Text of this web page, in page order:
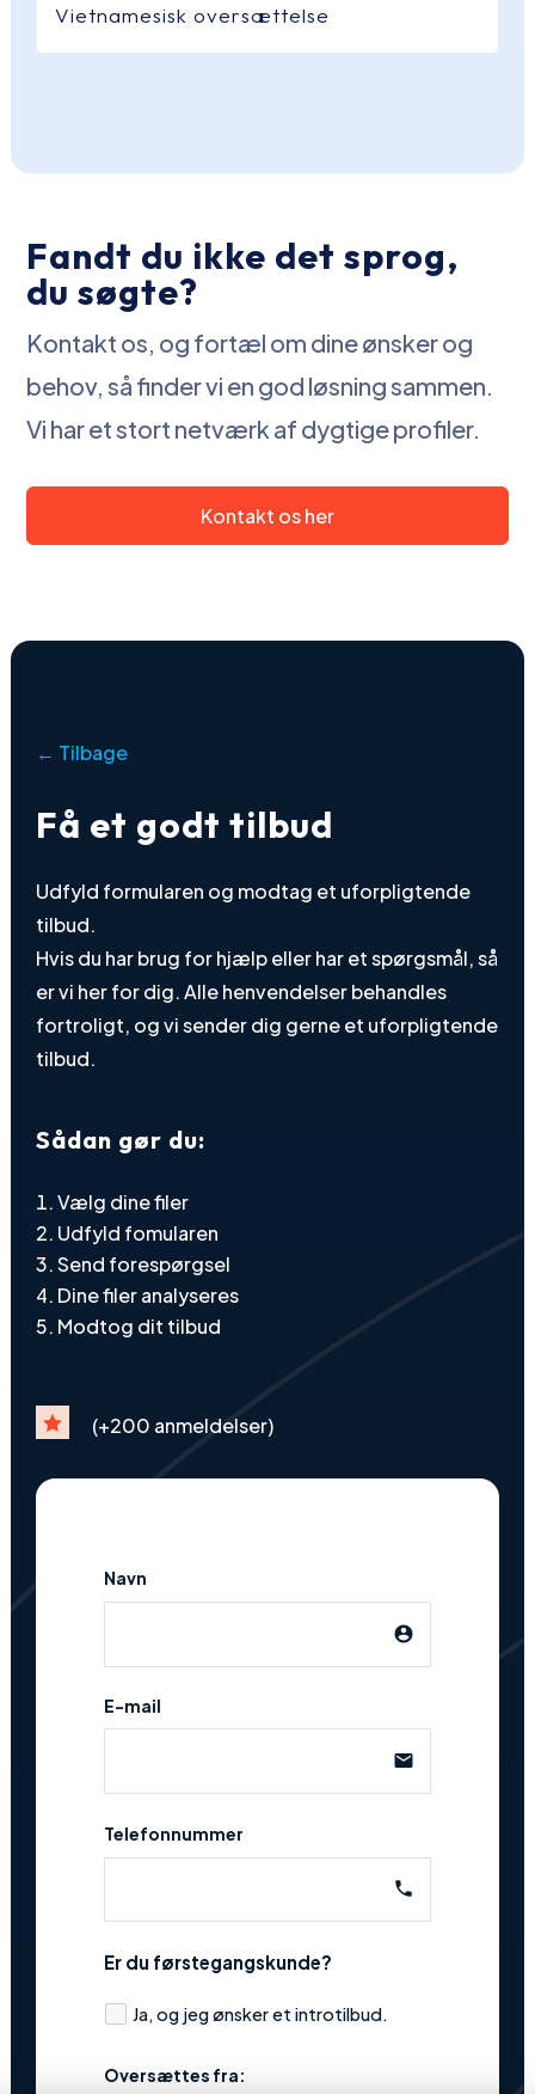
Vietnamesisk oversættelse
Fandt du ikke det sprog,
du søgte?
Kontakt os, og fortæl om dine ønsker og
behov, så finder vi en god løsning sammen.
Vi har et stort netværk af dygtige profiler.
Kontakt os her
← Tilbage
Få et godt tilbud
Udfyld formularen og modtag et uforpligtende
tilbud.
Hvis du har brug for hjælp eller har et spørgsmål, så
er vi her for dig. Alle henvendelser behandles
fortroligt, og vi sender dig gerne et uforpligtende
tilbud.
Sådan gør du:
Vælg dine filer
Udfyld fomularen
Send forespørgsel
Dine filer analyseres
Modtog dit tilbud
 (+200 anmeldelser)
Navn
account_circle
E-mail
email
Telefonnummer
phone
Er du førstegangskunde?
Ja, og jeg ønsker et introtilbud.
Oversættes fra: